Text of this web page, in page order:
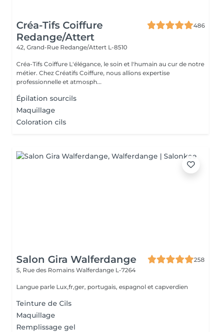
Créa-Tifs Coiffure
Redange/Attert
486
42, Grand-Rue Redange/Attert L-8510
Créa-Tifs Coiffure L'élégance, le soin et l'humain au cur de notre
métier. Chez Créatifs Coiffure, nous allions expertise
professionnelle et atmosph...
Épilation sourcils
Maquillage
Coloration cils
Salon Gira Walferdange
258
5, Rue des Romains Walferdange L-7264
Langue parle Lux,fr,ger, portugais, espagnol et capverdien
Teinture de Cils
Maquillage
Remplissage gel